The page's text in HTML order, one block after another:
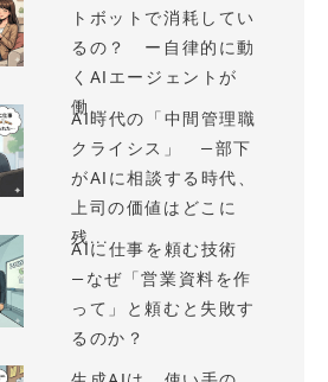
トボットで消耗してい
るの？ ー自律的に動
くAIエージェントが
働...
AI時代の「中間管理職
クライシス」 —部下
がAIに相談する時代、
上司の価値はどこに
残...
AIに仕事を頼む技術
—なぜ「営業資料を作
って」と頼むと失敗す
るのか？